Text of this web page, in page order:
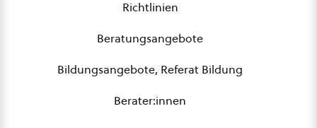
Richtlinien
Beratungsangebote
Bildungsangebote, Referat Bildung
Berater:innen